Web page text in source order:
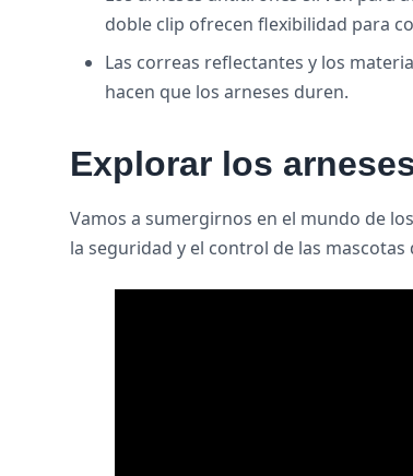
doble clip ofrecen flexibilidad para
Las correas reflectantes y los
hacen que los arneses duren.
Explorar los
Vamos a sumergirnos en el mundo de
la seguridad y el control de las mascotas